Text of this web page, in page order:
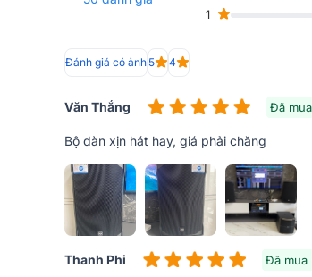
1
Đánh giá có ảnh 5 4
Văn Thắng Đã
Bộ dàn xịn hát hay, giá phải chăng
Thanh Phi Đã mua